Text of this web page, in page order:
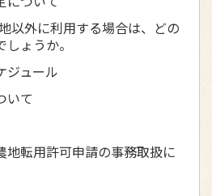
以外に利用する場合は、どの
ょうか。
ジュール
いて
地転用許可申請の事務取扱に